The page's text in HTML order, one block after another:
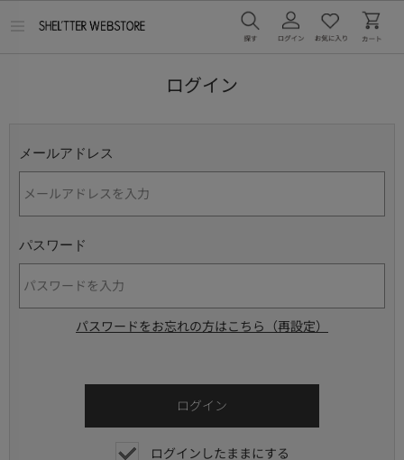
ログイン
メールアドレス
パスワード
パスワードをお忘れの方はこちら（再設定）
ログインしたままにする